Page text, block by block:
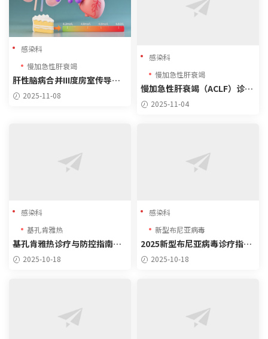
感染科
慢加急性肝衰竭
肝性脑病合并III度房室传导阻
滞慢加急性肝衰竭（ACLF）诊
治方案
2025-11-08
感染科
慢加急性肝衰竭
慢加急性肝衰竭（ACLF）诊治
方案2025-11-04
感染科
基孔肯雅热
基孔肯雅热诊疗与防控指南（2
025年版）
2025-10-18
感染科
新型布尼亚病毒
2025新型布尼亚病毒诊疗指南
精要2025-10-18